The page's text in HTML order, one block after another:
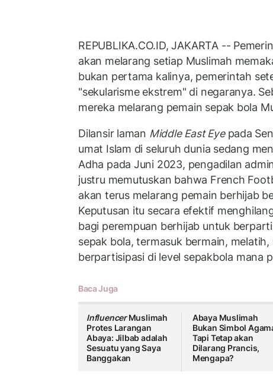
REPUBLIKA.CO.ID, JAKARTA --
akan melarang setiap Muslimah
bukan pertama kalinya, pemerintah
"sekularisme ekstrem" di negaranya.
mereka melarang pemain sepak bola
Dilansir laman Middle East Eyepada
umat Islam di seluruh dunia sedang
Adha pada Juni 2023, pengadilan
justru memutuskan bahwa French
akan terus melarang pemain berhijab
Keputusan itu secara efektif
bagi perempuan berhijab untuk
sepak bola, termasuk bermain,
berpartisipasi di level sepakbola mana
Baca Juga
InfluencerMuslimah
Protes Larangan
Abaya: Jilbab adalah
Sesuatu yang Saya
Banggakan
Abaya Muslimah
Bukan Simbol
Tapi Tetap akan
Dilarang Prancis,
Mengapa?